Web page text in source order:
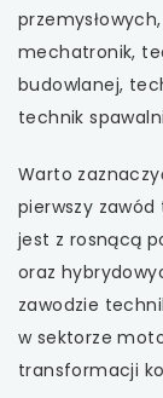
mechatronik,
budowlanej,
technik
Warto
pierwszy
jest z rosnącą
oraz
zawodzie
w sektorze
transformacji